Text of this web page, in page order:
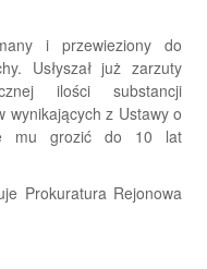
i przewieziony do
Usłyszał już zarzuty
ilości substancji
wynikających z Ustawy o
mu grozić do 10 lat
Prokuratura Rejonowa